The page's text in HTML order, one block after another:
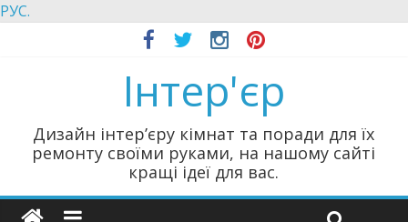
РУС.
Інтер'єр
Дизайн інтер’єру кімнат та поради для їх
ремонту своїми руками, на нашому сайті
кращі ідеї для вас.